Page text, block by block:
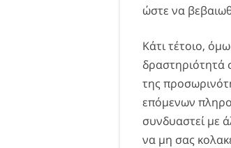
ώστε να
Κάτι τέτοιο,
δραστηριότητά
της
επόμενων
συνδυαστεί με
να μη σας